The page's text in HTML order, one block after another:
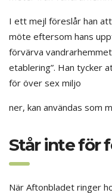
I ett mejl föreslår han
möte eftersom hans
förvärva
etablering”. Han tycker
för över sex miljo
ner, kan användas som
Står inte för
När Aftonbladet ringer